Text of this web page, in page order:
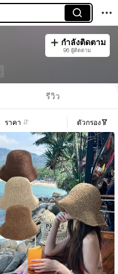
กำลังติดตาม
96 ผู้ติดตาม
รีวิว
ราคา ตัวกรอง